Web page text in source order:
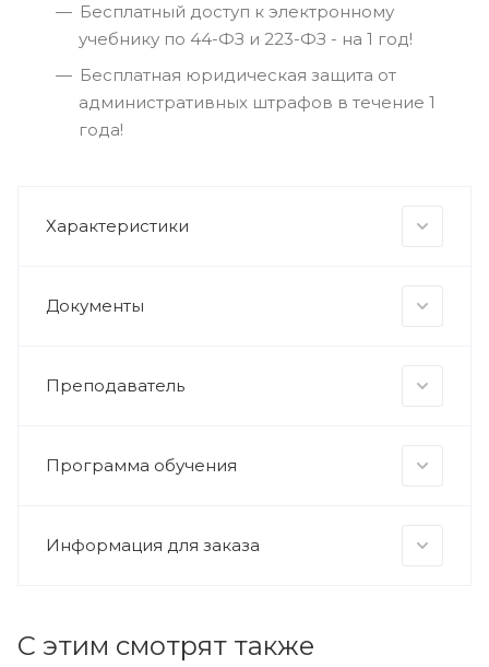
Бесплатный доступ к электронному
учебнику по 44-ФЗ и 223-ФЗ - на 1 год!
Бесплатная юридическая защита от
административных штрафов в течение 1
года!
Характеристики
Документы
Преподаватель
Программа обучения
Информация для заказа
С этим смотрят также